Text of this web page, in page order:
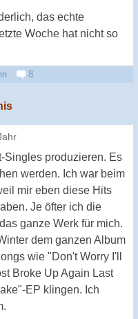
das echte
Woche hat nicht so
8
Singles produzieren. Es
werden. Ich war beim
mir eben diese Hits
Je öfter ich die
ganze Werk für mich.
dem ganzen Album
wie "Don't Worry I'll
Broke Up Again Last
EP klingen. Ich